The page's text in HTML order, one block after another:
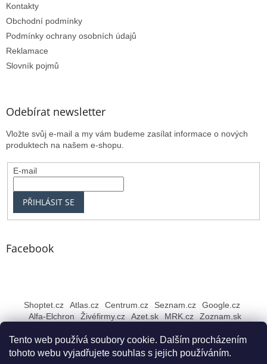
Tento web používá soubory cookie. Dalším procházením
tohoto webu vyjadřujete souhlas s jejich používáním.
Kontakty
Obchodní podmínky
Podmínky ochrany osobních údajů
Reklamace
Slovník pojmů
Odebírat newsletter
Vložte svůj e-mail a my vám budeme zasílat informace o nových
produktech na našem e-shopu.
E-mail
PŘIHLÁSIT SE
Facebook
Shoptet.cz Atlas.cz Centrum.cz Seznam.cz
Google.cz
Alfa-Elchron
Živéfirmy.cz Azet.sk MRK.cz Zoznam.sk